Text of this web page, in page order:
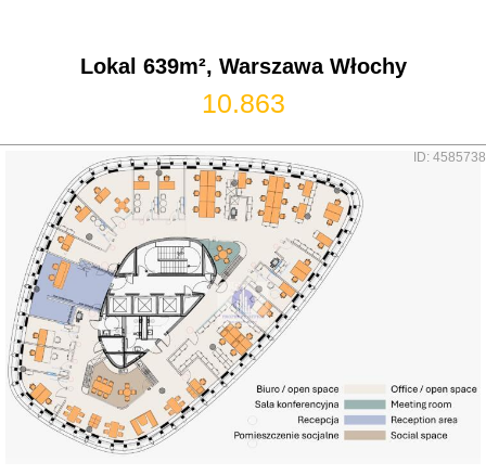
Lokal 639m², Warszawa Włochy
10.863
ID: 4585738